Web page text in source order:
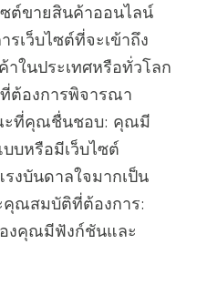
ต์ขายสินค้าออนไลน์
เว็บไซต์ที่จะเข้าถึง
าในประเทศหรือทั่วโลก
ต้องการพิจารณา
ะที่คุณชื่นชอบ: คุณมี
บหรือมีเว็บไซต์
งบันดาลใจมากเป็น
ณสมบัติที่ต้องการ:
งคุณมีฟังก์ชันและ